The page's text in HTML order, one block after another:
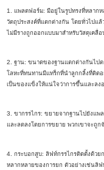
1. แพลตฟอร์ม: มีอยู่ในรูปทรงที่หลาก
วัตถุประสงค์ที่แตกต่างกัน โดยทั่วไปแ
ไม่มีรางถูกออกแบบมาสำหรับวัสดุเคลื่
2. ฐาน: ขนาดของฐานแตกต่างกันไป
โลหะที่ทนทานมีแทร็กที่นำลูกกลิ้งที่ติดอ
เป็นของแข็งให้แน่ใจว่าการขึ้นและลง
3. ขากรรไกร: ขยายจากฐานไปยังแ
และลดลงโดยการขยาย พวกเขาจะถู
4. กระบอกสูบ: ลิฟท์กรรไกรติดตั้งด้ว
หลากหลายของการยก ตัวอย่างเช่นลิฟ